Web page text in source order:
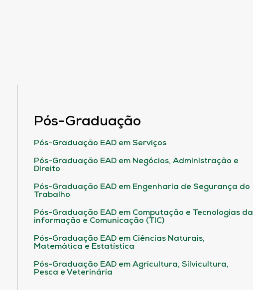
Pós-Graduação
Pós-Graduação EAD em Serviços
Pós-Graduação EAD em Negócios, Administração e
Direito
Pós-Graduação EAD em Engenharia de Segurança do
Trabalho
Pós-Graduação EAD em Computação e Tecnologias da
informação e Comunicação (TIC)
Pós-Graduação EAD em Ciências Naturais,
Matemática e Estatística
Pós-Graduação EAD em Agricultura, Silvicultura,
Pesca e Veterinária